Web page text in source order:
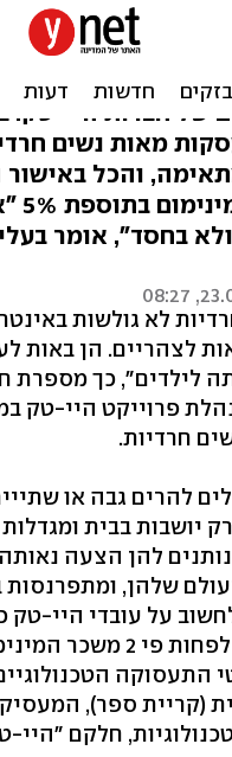
משתלבות יותר
של חברות היי-טק.
מאות נשים
והכל באישור
ולא בחסד", אומר
לא גולשות
לצהריים. הן באות
לילדים", כך מספרת
פרוייקט היי-טק
חרדיות.
להרים גבה או
יושבות בבית
להן הצעה
שלהן, ומתפרנסות
על עובדי היי-טק
שמרוויחים לפחות פי
התעסוקה
(קריית ספר),
חלקם "היי-